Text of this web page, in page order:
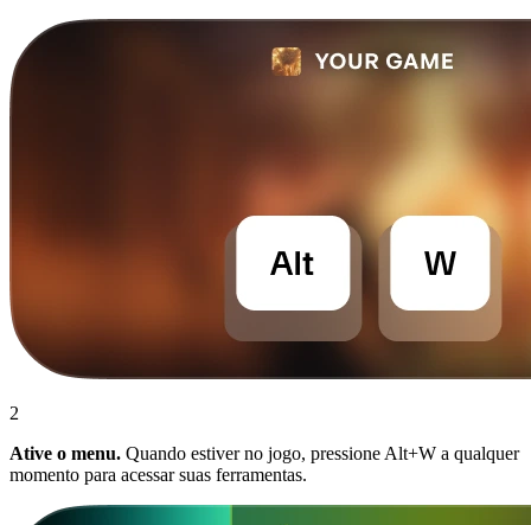
2
Ative o menu. Quando estiver no jogo, pressione Alt+W a qualquer
momento para acessar suas ferramentas.